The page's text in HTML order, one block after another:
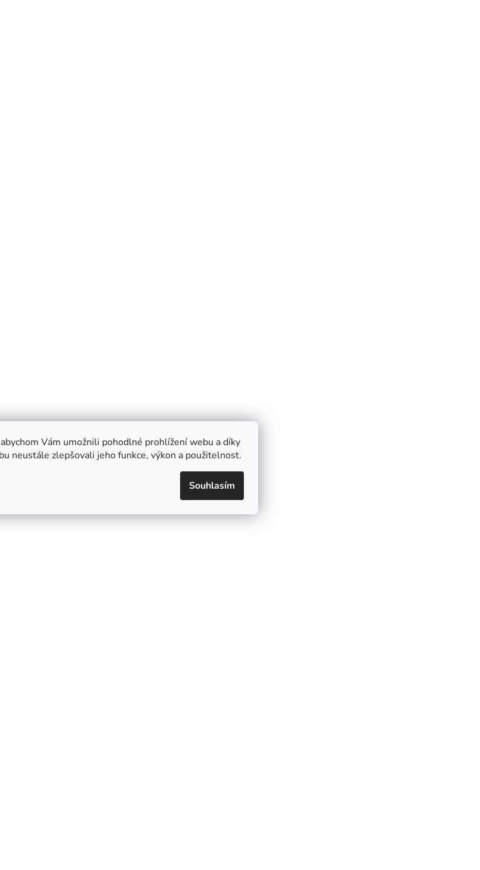
Vám umožnili pohodlné prohlížení webu a díky
neustále zlepšovali jeho funkce, výkon a použitelnost.
Souhlasím